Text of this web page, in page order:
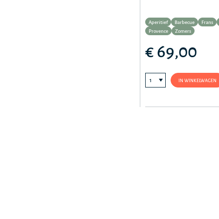
Aperitief Barbecue Frans
Provence
Zomers
€ 69,00
IN WINKELWAGEN